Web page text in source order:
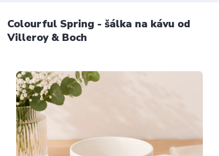
Colourful Spring - šálka na kávu od
Villeroy & Boch